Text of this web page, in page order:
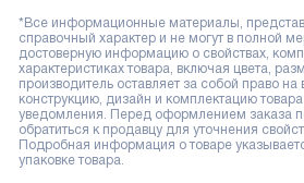
*Все информационные материалы,
справочный характер и не могут в полной
достоверную информацию о свойствах,
характеристиках товара, включая цвета,
производитель оставляет за собой право
конструкцию, дизайн и комплектацию
уведомления. Перед оформлением заказа
обратиться к продавцу для уточнения
Подробная информация о товаре
упаковке товара.